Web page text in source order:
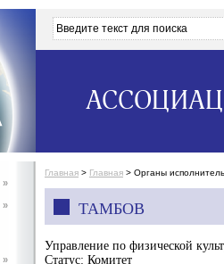
»
»
»
Главная > Главная > Органы
ТАМБОВ
Управление по физической
Статус: Комитет